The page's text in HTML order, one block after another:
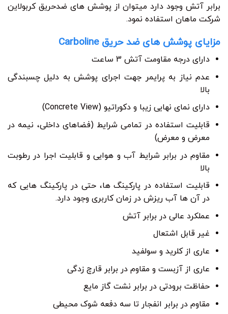
برابر آتش وجود دارد میتوان از پوشش های ضدحریق کربولاین
شرکت ماهان استفاده نمود.
مزایای پوشش های ضد حریق Carboline
دارای درجه مقاومت آتش 3 ساعت
عدم نیاز به پرایمر جهت اجرای پوشش به دلیل چسبندگی
بالا
دارای نمای نهایی زیبا و دکوراتیو (Concrete View)
قابلیت استفاده در تمامی شرایط (فضاهای داخلی، نیمه در
معرض و معرض)
مقاوم در برابر شرایط آب و هوایی و قابلیت اجرا در رطوبت
بالا
قابلیت استفاده در پارکینگ ها، حتی در پارکینگ هایی که
در آن ها آب ریزش در زمان کاربری وجود دارد.
عملکرد عالی در برابر آتش
غیر قابل اشتعال
عاری از کلرید و سولفید
عاری از آزبست و مقاوم در برابر قارچ زدگی
حفاظت برودتی در برابر نشت گاز مایع
مقاوم در برابر انفجار تا سه دفعه شوک محیطی